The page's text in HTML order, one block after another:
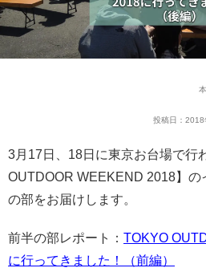
投稿日：
3月17日、18日に東京お台場で行
OUTDOOR WEEKEND 2018】
の部をお届けします。
前半の部レポート： TOKYO
に行ってきました！（前編）